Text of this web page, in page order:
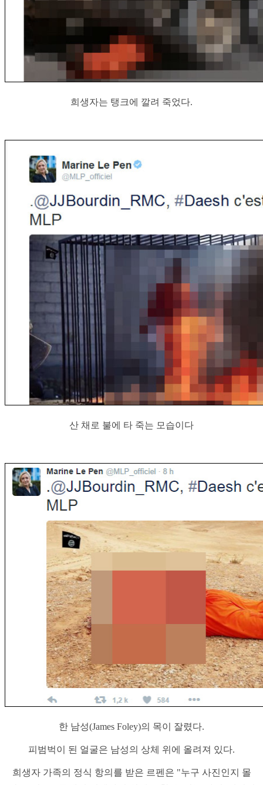
희생자는 탱크에 깔려 죽었다.
산 채로 불에 타 죽는 모습이다
한 남성(James Foley)의 목이 잘렸다.
피범벅이 된 얼굴은 남성의 상체 위에 올려져 있다.
희생자 가족의 정식 항의를 받은 르펜은 "누구 사진인지 몰